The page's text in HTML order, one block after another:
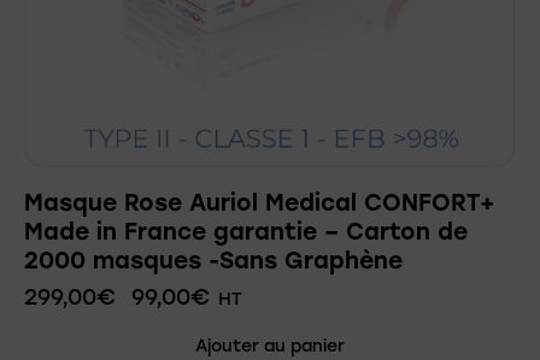
Masque Rose Auriol Medical CONFORT+
Made in France garantie – Carton de
2000 masques -Sans Graphène
299,00€ 99,00€ HT
Ajouter au panier